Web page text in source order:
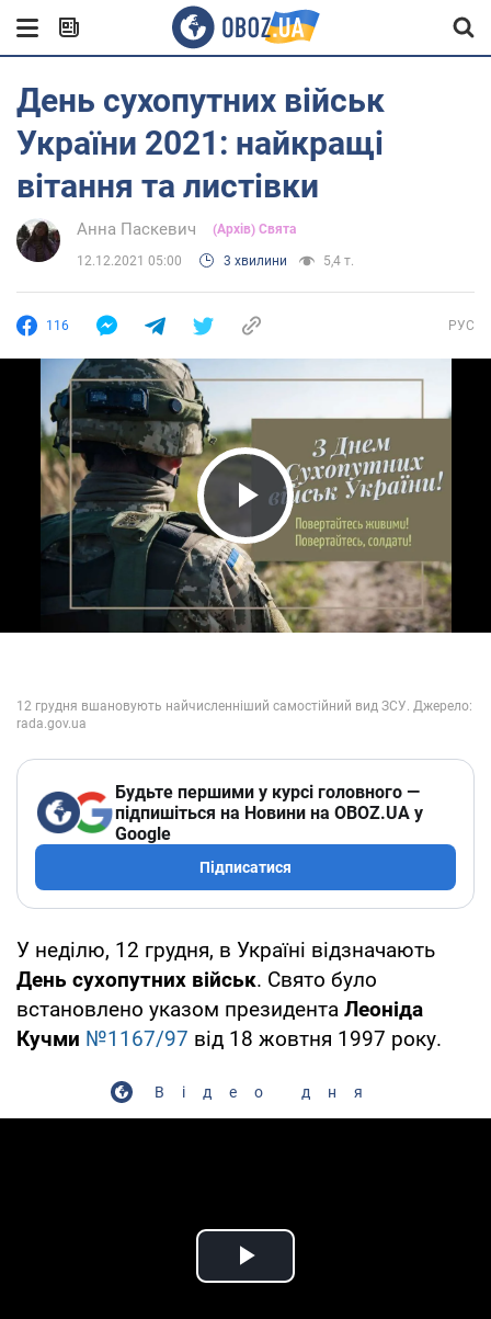
День сухопутних військ
України 2021: найкращі
вітання та листівки
Анна Паскевич (Архів) Свята
12.12.2021 05:00 3 хвилини 5,4 т.
116 РУС
Play Video
Будьте першими у курсі головного —
підпишіться на Новини на OBOZ.UA у
Google
Підписатися
У неділю, 12 грудня, в Україні відзначають
День сухопутних військ. Свято було
встановлено указом президента Леоніда
Кучми №1167/97 від 18 жовтня 1997 року.
Відео дня
Play Video